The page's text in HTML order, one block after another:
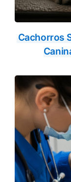
Cachorros